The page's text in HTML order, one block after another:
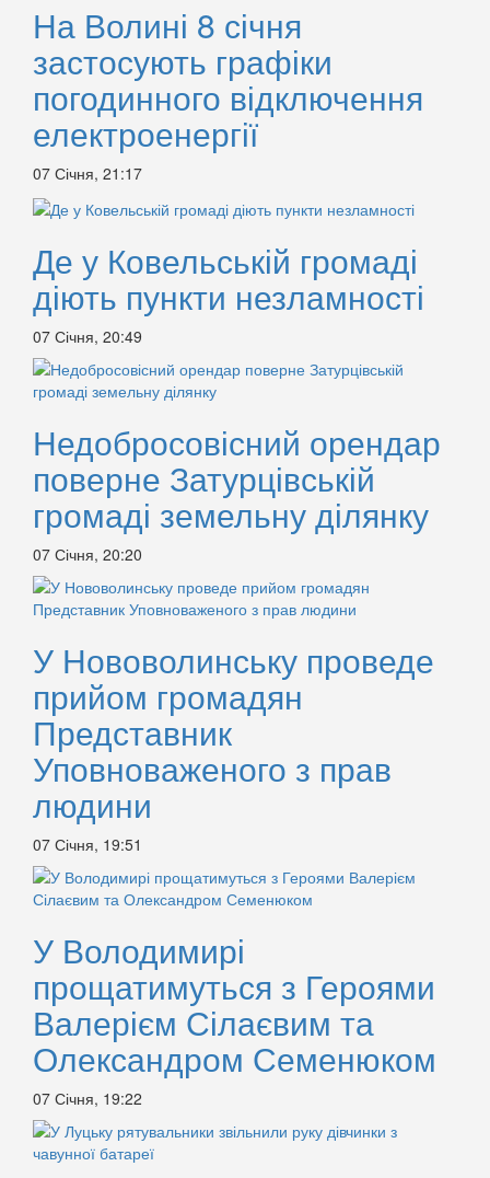
На Волині 8 січня
застосують графіки
погодинного відключення
електроенергії
07 Січня, 21:17
Де у Ковельській громаді
діють пункти незламності
07 Січня, 20:49
Недобросовісний орендар
поверне Затурцівській
громаді земельну ділянку
07 Січня, 20:20
У Нововолинську проведе
прийом громадян
Представник
Уповноваженого з прав
людини
07 Січня, 19:51
У Володимирі
прощатимуться з Героями
Валерієм Сілаєвим та
Олександром Семенюком
07 Січня, 19:22